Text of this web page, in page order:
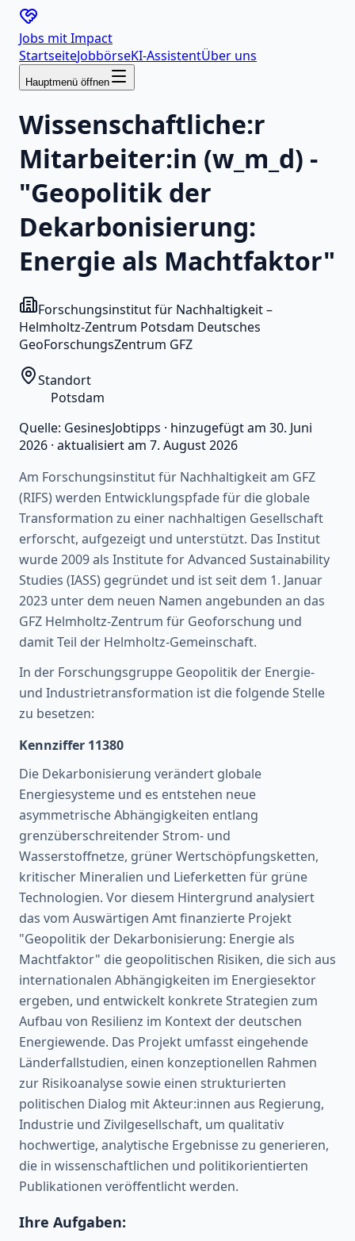
Jobs mitImpact
StartseiteJobbörseKI-AssistentÜber uns
Hauptmenü öffnen
Wissenschaftliche:r
Mitarbeiter:in (w_m_d) -
"Geopolitik der
Dekarbonisierung:
Energie als Machtfaktor"
Forschungsinstitut für Nachhaltigkeit –
Helmholtz-Zentrum Potsdam Deutsches
GeoForschungsZentrum GFZ
Standort
Potsdam
Quelle: GesinesJobtipps · hinzugefügt am 30. Juni
2026 · aktualisiert am 7. August 2026
Am Forschungsinstitut für Nachhaltigkeit am GFZ
(RIFS) werden Entwicklungspfade für die globale
Transformation zu einer nachhaltigen Gesellschaft
erforscht, aufgezeigt und unterstützt. Das Institut
wurde 2009 als Institute for Advanced Sustainability
Studies (IASS) gegründet und ist seit dem 1. Januar
2023 unter dem neuen Namen angebunden an das
GFZ Helmholtz-Zentrum für Geoforschung und
damit Teil der Helmholtz-Gemeinschaft.
In der Forschungsgruppe Geopolitik der Energie-
und Industrietransformation ist die folgende Stelle
zu besetzen:
Kennziffer 11380
Die Dekarbonisierung verändert globale
Energiesysteme und es entstehen neue
asymmetrische Abhängigkeiten entlang
grenzüberschreitender Strom- und
Wasserstoffnetze, grüner Wertschöpfungsketten,
kritischer Mineralien und Lieferketten für grüne
Technologien. Vor diesem Hintergrund analysiert
das vom Auswärtigen Amt finanzierte Projekt
"Geopolitik der Dekarbonisierung: Energie als
Machtfaktor" die geopolitischen Risiken, die sich aus
internationalen Abhängigkeiten im Energiesektor
ergeben, und entwickelt konkrete Strategien zum
Aufbau von Resilienz im Kontext der deutschen
Energiewende. Das Projekt umfasst eingehende
Länderfallstudien, einen konzeptionellen Rahmen
zur Risikoanalyse sowie einen strukturierten
politischen Dialog mit Akteur:innen aus Regierung,
Industrie und Zivilgesellschaft, um qualitativ
hochwertige, analytische Ergebnisse zu generieren,
die in wissenschaftlichen und politikorientierten
Publikationen veröffentlicht werden.
Ihre Aufgaben: